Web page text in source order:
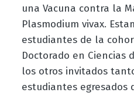
una Vacuna contra la
Plasmodium vivax.
estudiantes de la
Doctorado en Ciencias
los otros invitados
estudiantes egresados